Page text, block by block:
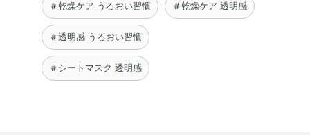
＃乾燥ケア うるおい習慣 ＃乾燥ケア 透明感
＃透明感 うるおい習慣
＃シートマスク 透明感